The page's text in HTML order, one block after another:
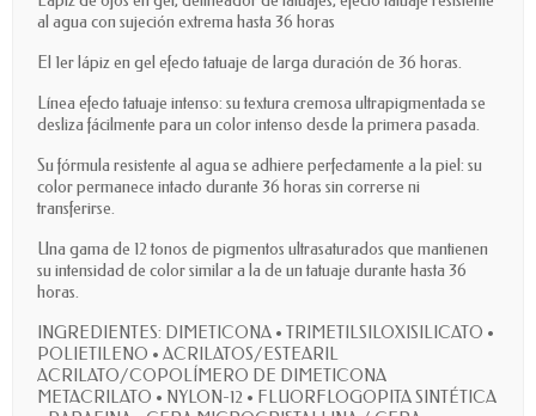
al agua con sujeción extrema hasta 36 horas
El 1er lápiz en gel efecto tatuaje de larga duración de 36 horas.
Línea efecto tatuaje intenso: su textura cremosa ultrapigmentada se
desliza fácilmente para un color intenso desde la primera pasada.
Su fórmula resistente al agua se adhiere perfectamente a la piel: su
color permanece intacto durante 36 horas sin correrse ni
transferirse.
Una gama de 12 tonos de pigmentos ultrasaturados que mantienen
su intensidad de color similar a la de un tatuaje durante hasta 36
horas.
INGREDIENTES: DIMETICONA • TRIMETILSILOXISILICATO •
POLIETILENO • ACRILATOS/ESTEARIL
ACRILATO/COPOLÍMERO DE DIMETICONA
METACRILATO • NYLON-12 • FLUORFLOGOPITA SINTÉTICA